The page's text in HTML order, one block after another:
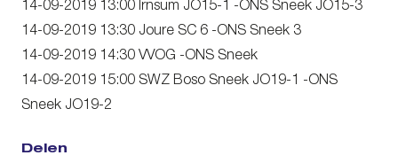
14-09-2019 13:00 Irnsum JO15-1 -ONS Sneek JO15-3
14-09-2019 13:30 Joure SC 6 -ONS Sneek 3
14-09-2019 14:30 VVOG -ONS Sneek
14-09-2019 15:00 SWZ Boso Sneek JO19-1 -ONS
Sneek JO19-2
Delen